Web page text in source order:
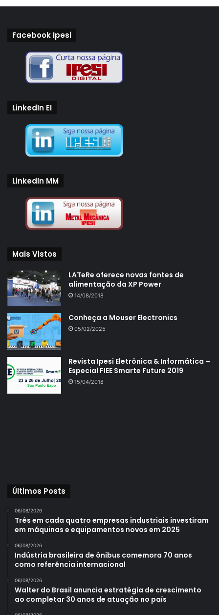
Facebook Ipesi
LinkedIn EI
LinkedIn MM
Mais Vistos
LATeRe oferece novas fontes de
alimentação da XP Power
14/08/2018
Conheça a Mouser Electronics
05/02/2025
Revista Ipesi Eletrônica & Informática –
Especial FIEE Smarte Future 2019
15/04/2018
Últimos Posts
06/08/2026
Três em cada quatro empresas industriais investiram
em máquinas e equipamentos novos em 2025
06/08/2026
Indústria brasileira de ônibus comemora 70 anos
como referência internacional
06/08/2026
Walter do Brasil anuncia estratégia de crescimento
ao completar 30 anos de atuação no país